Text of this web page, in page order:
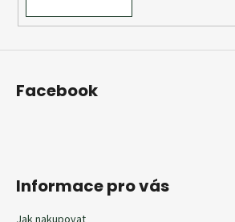
Facebook
Informace pro vás